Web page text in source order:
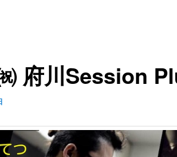
府川Session